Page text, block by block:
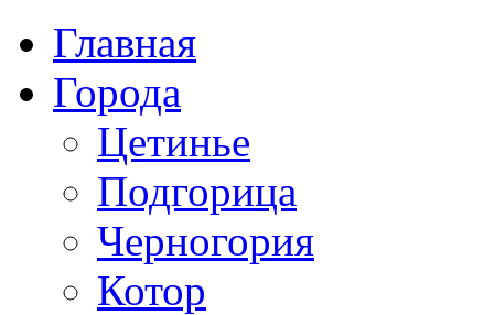
Главная
Города
Цетинье
Подгорица
Черногория
Котор